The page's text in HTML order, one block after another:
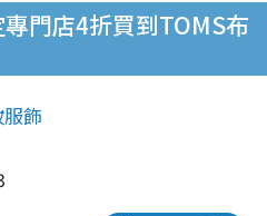
門店4折買到TOMS布
飾